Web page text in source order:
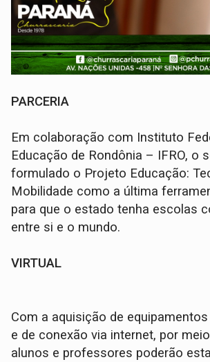
PARCERIA
Em colaboração com Instituto
Educação de Rondônia – IFRO, o
formulado o Projeto Educação:
Mobilidade como a última
para que o estado tenha escolas
entre si e o mundo.
VIRTUAL
Com a aquisição de
e de conexão via internet, por
alunos e professores poderão